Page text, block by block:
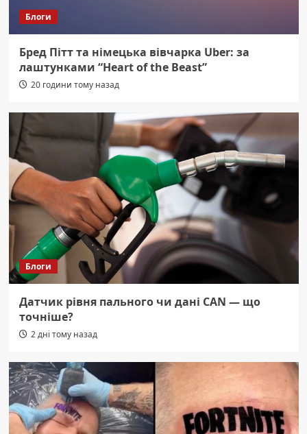
Блоги
Бред Пітт та німецька вівчарка Uber: за
лаштунками “Heart of the Beast”
20 години тому назад
Блоги
Датчик рівня пального чи дані CAN — що
точніше?
2 дні тому назад